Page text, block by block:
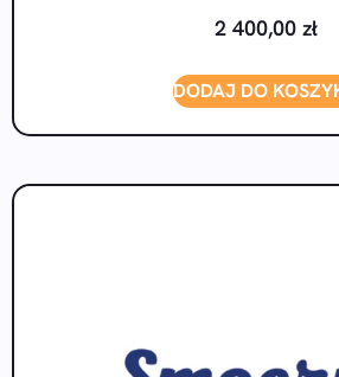
2 400,00 zł
DODAJ DO